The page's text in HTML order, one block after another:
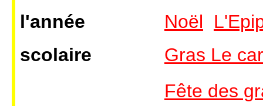
l'année
scolaire
Noël
Gras Le
Fête des